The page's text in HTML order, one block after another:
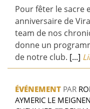
Pour fêter le sacre
anniversaire de
team de nos
donne un
de notre club. [...]
ÉVÉNEMENT PAR
AYMERIC LE MEIGNEN